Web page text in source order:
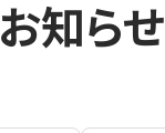
お知らせ